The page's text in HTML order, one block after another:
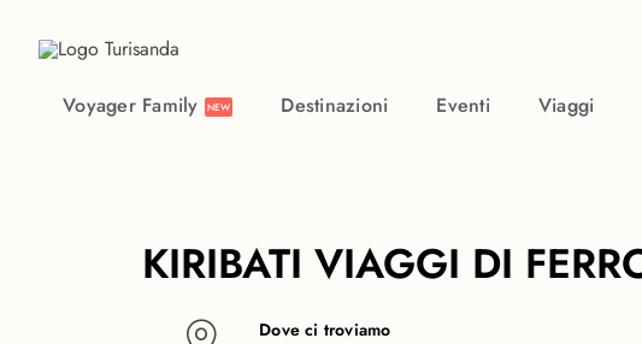
Voyager Family NEW Destinazioni Eventi Viaggi
KIRIBATI VIAGGI DI
Dove ci troviamo